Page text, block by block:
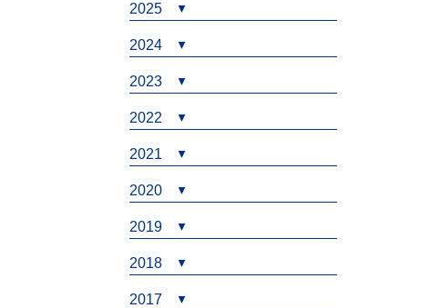
2025
2024
2023
2022
2021
2020
2019
2018
2017